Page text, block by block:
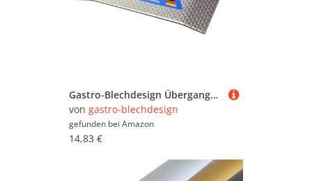
Gastro-Blechdesign Übergangsprofil - 90x5cm - Türschwellen Leiste Leinen- Übergangsleiste Edelstahl -1mm - Übergangsprofile Übergangsschiene - Bodenleiste 900x50mm
von gastro-blechdesign
gefunden bei Amazon
14,83 €